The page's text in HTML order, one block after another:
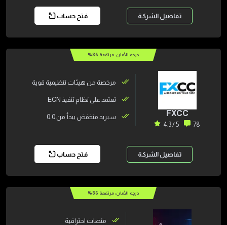
فتح حساب تفاصيل الشركة
درجه الأمان: مرتفعة 86
%
FXCC
78
5 / 4.3
مرخصة من هيئات تنظيمية قوية
تعتمد على نظام تنفيذ ECN
سبريد منخفض يبدأ من 0.0
فتح حساب تفاصيل الشركة
درجه الأمان: مرتفعة 86
%
منصات احترافية